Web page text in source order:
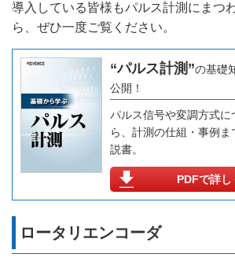
導入している皆様もパルス計測にまつ
ら、ぜひ一度ご覧ください。
“パルス計測”の基礎
公開！
パルス信号や変調方式
ら、計測の仕組・事例
説書。
PDFで詳し
ロータリエンコーダ